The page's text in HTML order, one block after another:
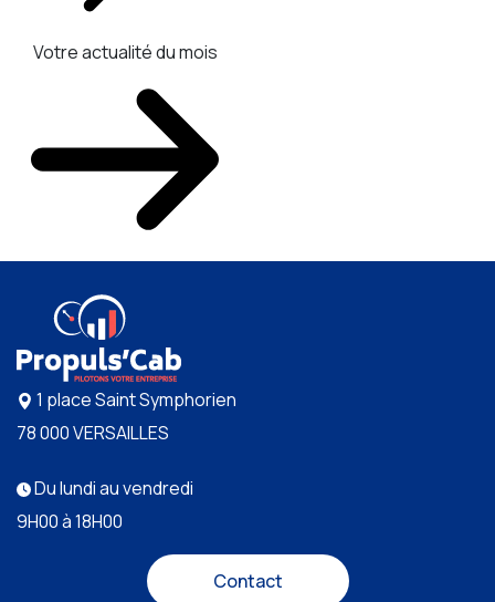
Votre actualité du mois
1 place Saint Symphorien
78 000 VERSAILLES
Du lundi au vendredi
9H00 à 18H00
Contact